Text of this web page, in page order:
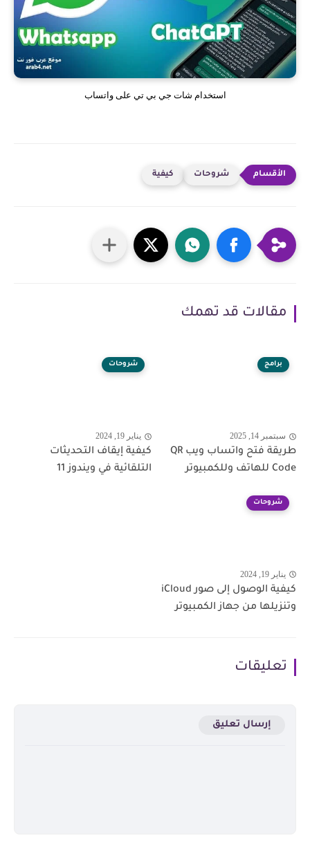
استخدام شات جي بي تي على واتساب
شروحات كيفية
مقالات قد تهمك
برامج
سبتمبر 14, 2025
طريقة فتح واتساب ويب QR
Code للهاتف وللكمبيوتر
شروحات
يناير 19, 2024
كيفية إيقاف التحديثات
التلقائية في ويندوز 11
شروحات
يناير 19, 2024
كيفية الوصول إلى صور iCloud
وتنزيلها من جهاز الكمبيوتر
تعليقات
إرسال تعليق